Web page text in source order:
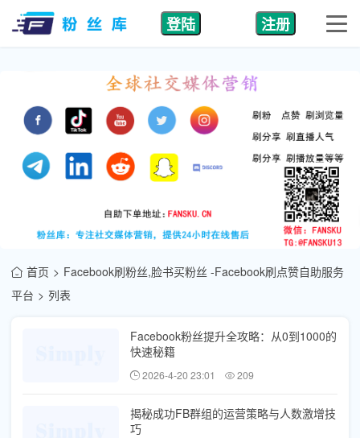
登陆 注册
首页
Facebook刷粉丝,脸书买粉丝 -Facebook刷点赞自助服务
平台
列表
Facebook粉丝提升全攻略：从0到1000的
快速秘籍
2026-4-20 23:01 209
揭秘成功FB群组的运营策略与人数激增技
巧